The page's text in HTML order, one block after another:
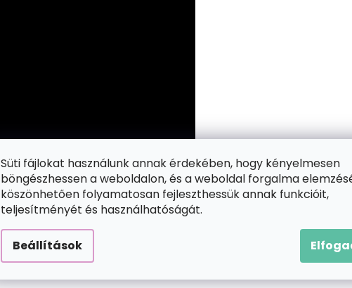
Süti fájlokat használunk annak érdekében, hogy kényelmesen
böngészhessen a weboldalon, és a weboldal forgalma
köszönhetően folyamatosan fejleszthessük annak funkcióit,
teljesítményét és használhatóságát.
Beállítások